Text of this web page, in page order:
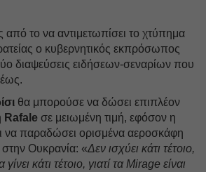
από το να αντιμετωπίσει το χτύπημα
ο κυβερνητικός εκπρόσωπος
διαψεύσεις ειδήσεων-σεναρίων που
θα μπορούσε να δώσει επιπλέον
Rafale σε μειωμένη τιμή, εφόσον η
παραδώσει ορισμένα αεροσκάφη
στην Ουκρανία: «Δεν ισχύει κάτι τέτοιο,
κάτι τέτοιο, γιατί τα Mirage είναι